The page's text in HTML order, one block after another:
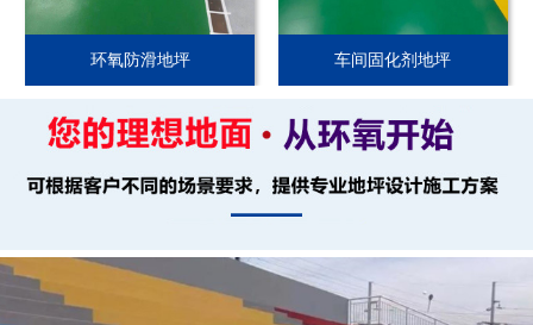
环氧防滑地坪 车间固化剂地坪